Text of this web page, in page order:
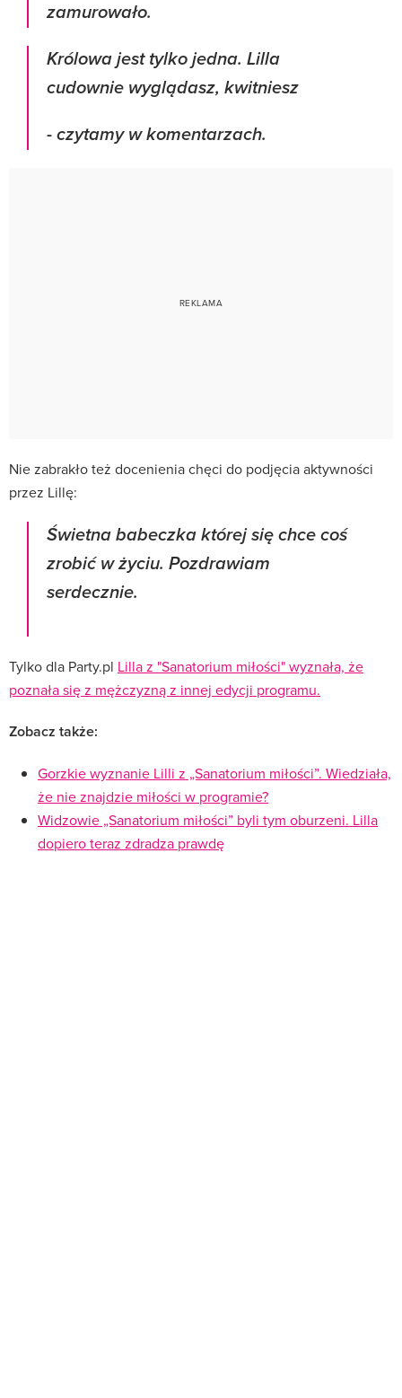
zamurowało.
Królowa jest tylko jedna. Lilla
cudownie wyglądasz, kwitniesz
- czytamy w komentarzach.
Nie zabrakło też docenienia chęci do podjęcia aktywności
przez Lillę:
Świetna babeczka której się chce coś
zrobić w życiu. Pozdrawiam
serdecznie.
Tylko dla Party.pl Lilla z "Sanatorium miłości" wyznała, że
poznała się z mężczyzną z innej edycji programu.
Zobacz także:
Gorzkie wyznanie Lilli z „Sanatorium miłości”. Wiedziała,
że nie znajdzie miłości w programie?
Widzowie „Sanatorium miłości” byli tym oburzeni. Lilla
dopiero teraz zdradza prawdę